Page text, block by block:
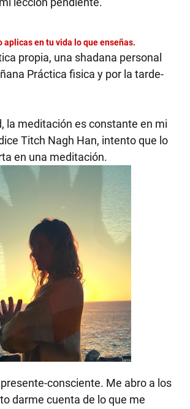
aplicas en tu vida lo que enseñas.
propia, una shadana personal
Práctica fisica y por la tarde-
la meditación es constante en mi
Titch Nagh Han, intento que lo
en una meditación.
consciente. Me abro a los
darme cuenta de lo que me